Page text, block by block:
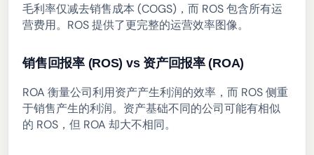
毛利率仅减去销售成本 (COGS)，而 ROS 包含所有运
营费用。ROS 提供了更完整的运营效率图像。
销售回报率 (ROS) vs 资产回报率 (ROA)
ROA 衡量公司利用资产产生利润的效率，而 ROS 侧重
于销售产生的利润。资产基础不同的公司可能有相似
的 ROS，但 ROA 却大不相同。